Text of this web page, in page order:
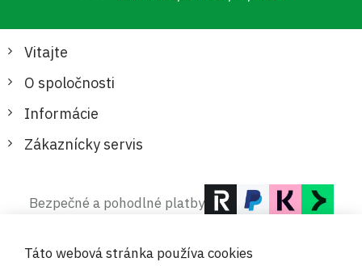
Vitajte
O spoločnosti
Informácie
Zákaznícky servis
Bezpečné a pohodlné platby
Táto webová stránka používa cookies